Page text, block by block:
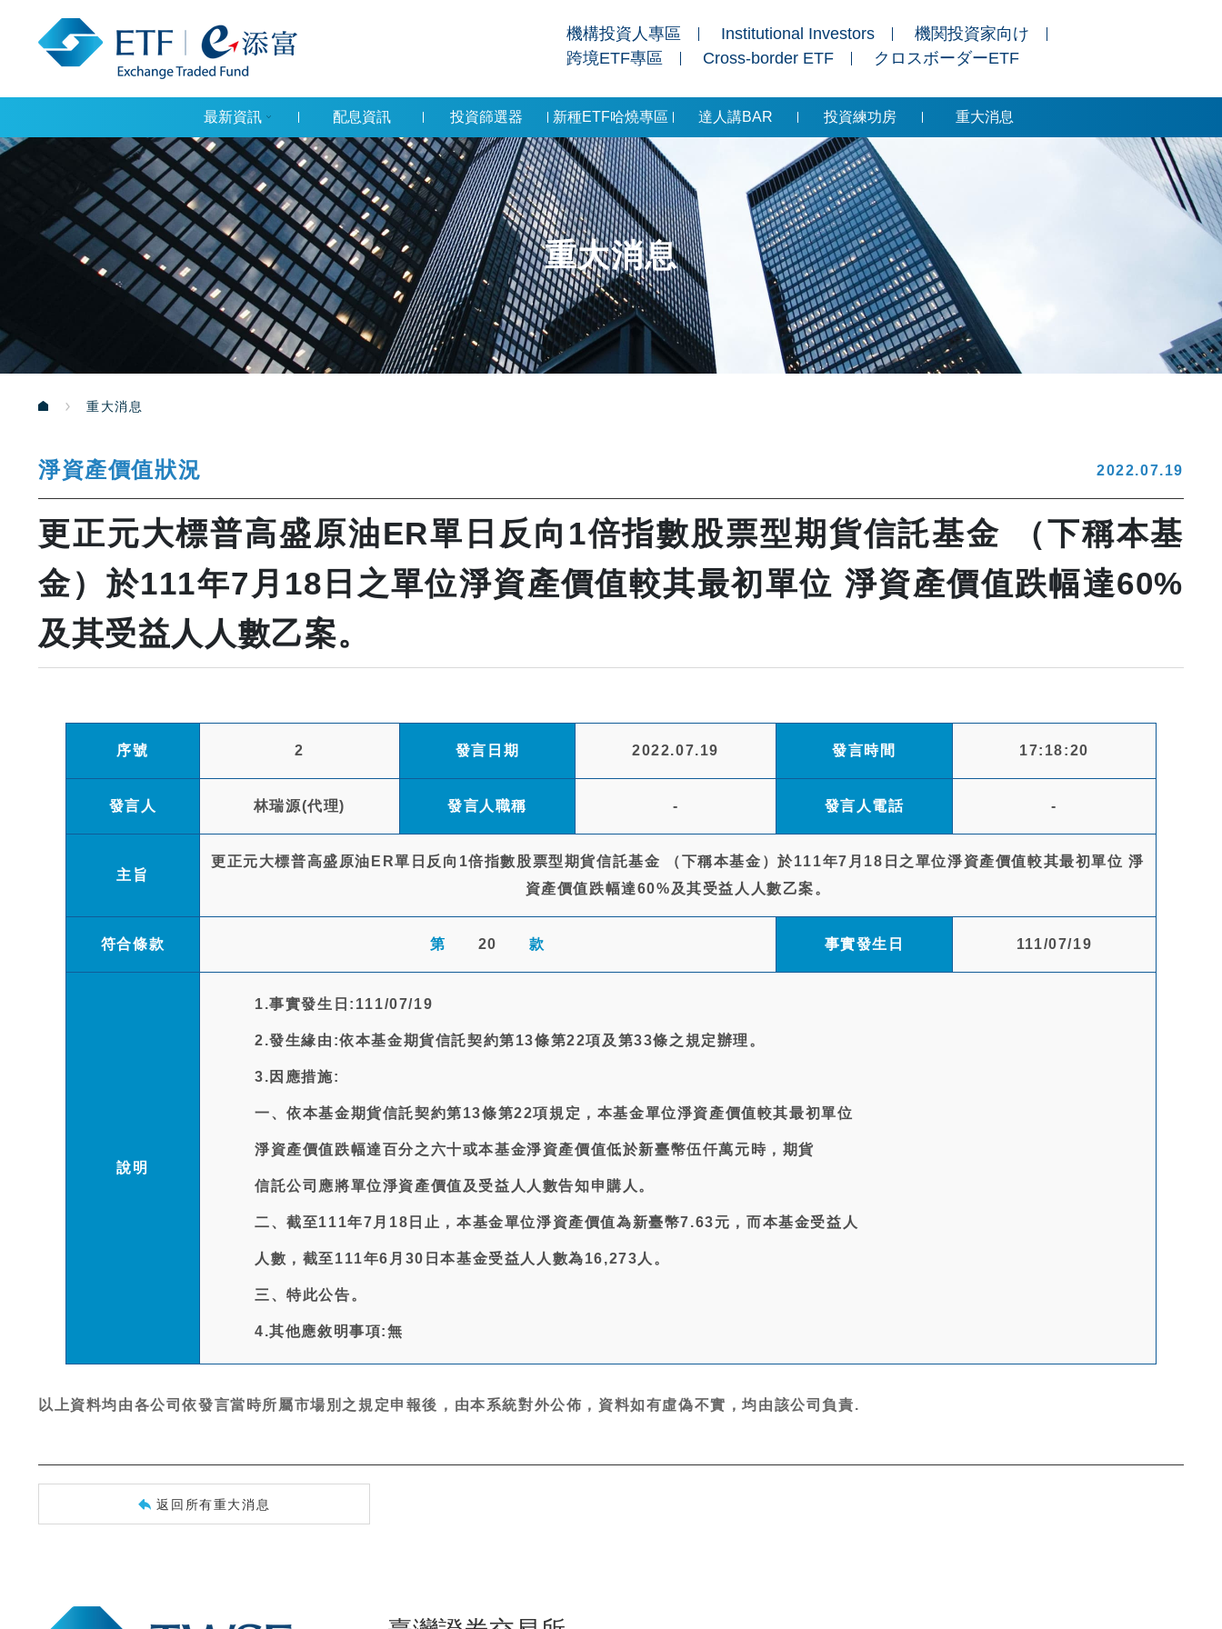
機構投資人專區 Institutional Investors
機関投資家向け
跨境ETF專區
Cross-border ETF クロスボーダーETF
最新資訊 配息資訊 投資篩選器 新種ETF哈燒專區 達人講BAR 投資練功房 重大消息
重大消息
重大消息
淨資產價值狀況 2022.07.19
更正元大標普高盛原油ER單日反向1倍指數股票型期貨信託基金 （下稱本基
金）於111年7月18日之單位淨資產價值較其最初單位 淨資產價值跌幅達60%
及其受益人人數乙案。
序號 2 發言日期 2022.07.19 發言時間 17:18:20
發言人 林瑞源(代理) 發言人職稱 - 發言人電話 -
主旨
更正元大標普高盛原油ER單日反向1倍指數股票型期貨信託基金 （下稱本基金）於111年7月18日之單位淨資產價值較其最初單位 淨
資產價值跌幅達60%及其受益人人數乙案。
符合條款 第 20 款 事實發生日 111/07/19
說明
1.事實發生日:111/07/19
2.發生緣由:依本基金期貨信託契約第13條第22項及第33條之規定辦理。
3.因應措施:
一、依本基金期貨信託契約第13條第22項規定，本基金單位淨資產價值較其最初單位
淨資產價值跌幅達百分之六十或本基金淨資產價值低於新臺幣伍仟萬元時，期貨
信託公司應將單位淨資產價值及受益人人數告知申購人。
二、截至111年7月18日止，本基金單位淨資產價值為新臺幣7.63元，而本基金受益人
人數，截至111年6月30日本基金受益人人數為16,273人。
三、特此公告。
4.其他應敘明事項:無
以上資料均由各公司依發言當時所屬市場別之規定申報後，由本系統對外公佈，資料如有虛偽不實，均由該公司負責.
返回所有重大消息